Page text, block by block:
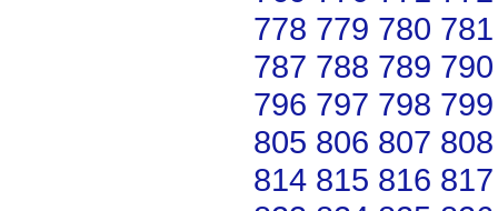
778 779 780 781
787 788 789 790
796 797 798 799
805 806 807 808
814 815 816 817